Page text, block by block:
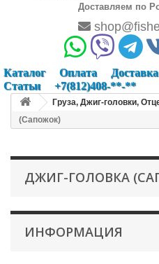
Доставляем по
Каталог Оплата Доставка
Статьи
+7(812)408-**-**
Груза, Джиг-головки,
(Сапожок)
ДЖИГ-ГОЛОВКА
ИНФОРМАЦИЯ